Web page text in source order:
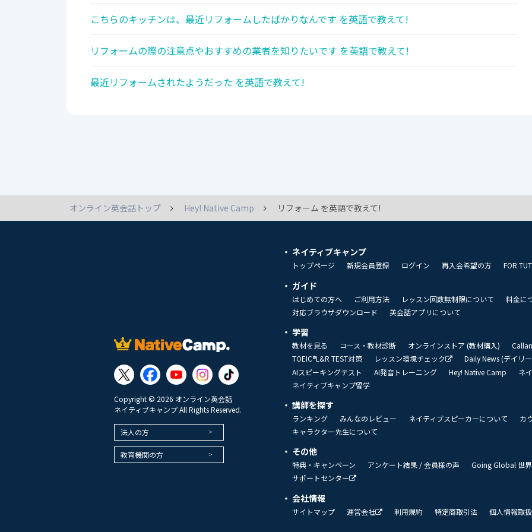
こちらのキッチンは、最近リフォームしたばかりなんです を英語で教えて!
リフォームの際の注意点やおすすめの業者を知りたいです を英語で教えて!
最近リフォームされたようだった を英語で教えて!
オンライン英会話トップ Hey! Native Camp リフォーム を英語で教えて!
Copyright © 2026 オンライン英会話
ネイティブキャンプ All Rights Reserved.
法人の方
教育機関の方
ネイティブキャンプ
トップページ 新規会員登録 ログイン 再入会希望の方 FOR
ガイド
はじめての方へ ご利用方法 レッスン回数無制限について
料金に
対応ブラウザダウンロード
英会話アプリについて
学習
教材を見る コース・教材診断 オンラインストア (教材購入)
TOEIC®L&R TEST対策
レッスン環境チェック
Daily News (デイリ
AIスピーキングテスト
AI発音トレーニング Hey! Native Camp
ネ
ネイティブキャンプ留学
講師を探す
ランキング みんなのレビュー ネイティブスピーカーについて
カ
キャラクター先生について
その他
特典・キャンペーン アンケート結果 / 会員様の声
Going Global 世
サポートセンター
会社情報
サイトマップ 運営会社 利用規約 特定商取引法 個人情報取